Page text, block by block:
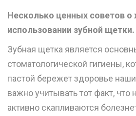
Несколько ценных советов о
использовании зубной щетки.
Зубная щетка является
стоматологической гигиены,
пастой бережет здоровье
важно учитывать тот факт, что
активно скапливаются